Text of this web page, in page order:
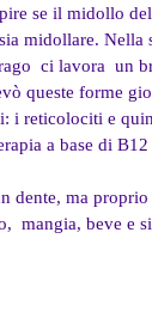
se il midollo
midollare. Nella
ci lavora un
queste forme
i reticolociti e
a base di
dente, ma proprio
mangia, beve e